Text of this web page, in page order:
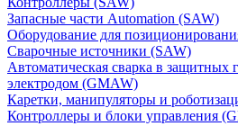
Запасные части Automation (SAW)
Оборудование для
Сварочные источники (SAW)
Автоматическая сварка в защитных
электродом (GMAW)
Каретки, манипуляторы и
Контроллеры и блоки управления